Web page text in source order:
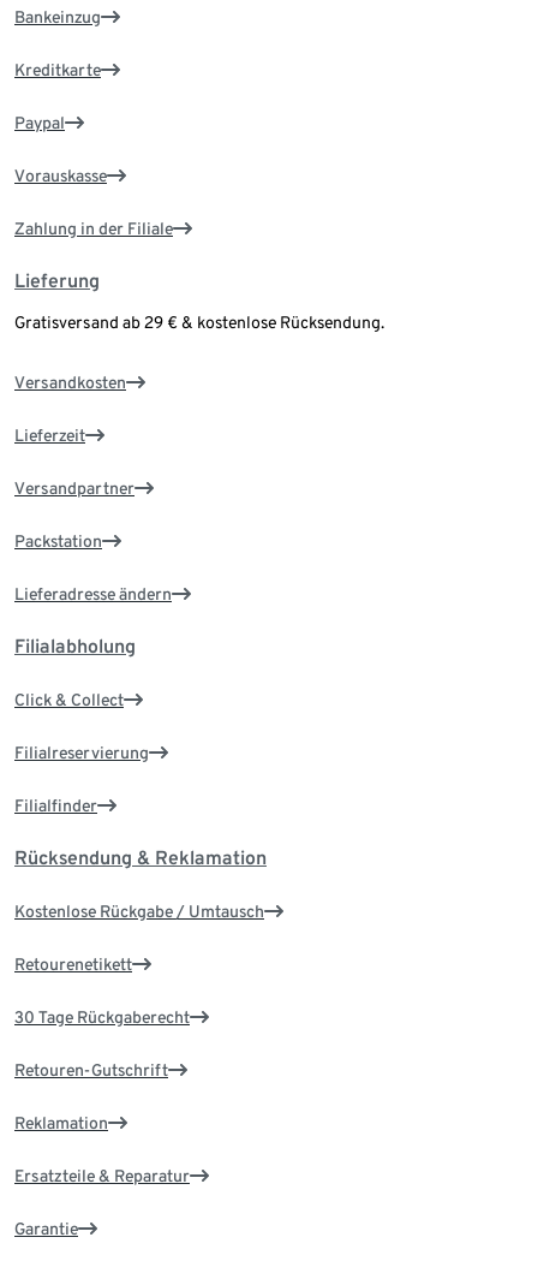
Bankeinzug
Kreditkarte
Paypal
Vorauskasse
Zahlung in der Filiale
Lieferung
Gratisversand ab 29 € & kostenlose Rücksendung.
Versandkosten
Lieferzeit
Versandpartner
Packstation
Lieferadresse ändern
Filialabholung
Click & Collect
Filialreservierung
Filialfinder
Rücksendung & Reklamation
Kostenlose Rückgabe / Umtausch
Retourenetikett
30 Tage Rückgaberecht
Retouren-Gutschrift
Reklamation
Ersatzteile & Reparatur
Garantie